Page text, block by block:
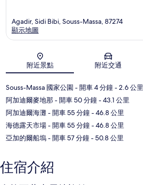
地圖
Agadir, Sidi Bibi, Souss-Massa, 87274
顯示地圖
附近景點 附近交通
Souss-Massa 國家公園 - 開車 4 分鐘- 2.6 公里
阿加迪爾麥地那 - 開車 50 分鐘- 43.1 公里
阿加迪爾海灘- 開車 55 分鐘- 46.8 公里
海德露天市場- 開車 55 分鐘- 46.8 公里
亞加的爾船塢- 開車 57 分鐘- 50.8 公里
住宿介紹